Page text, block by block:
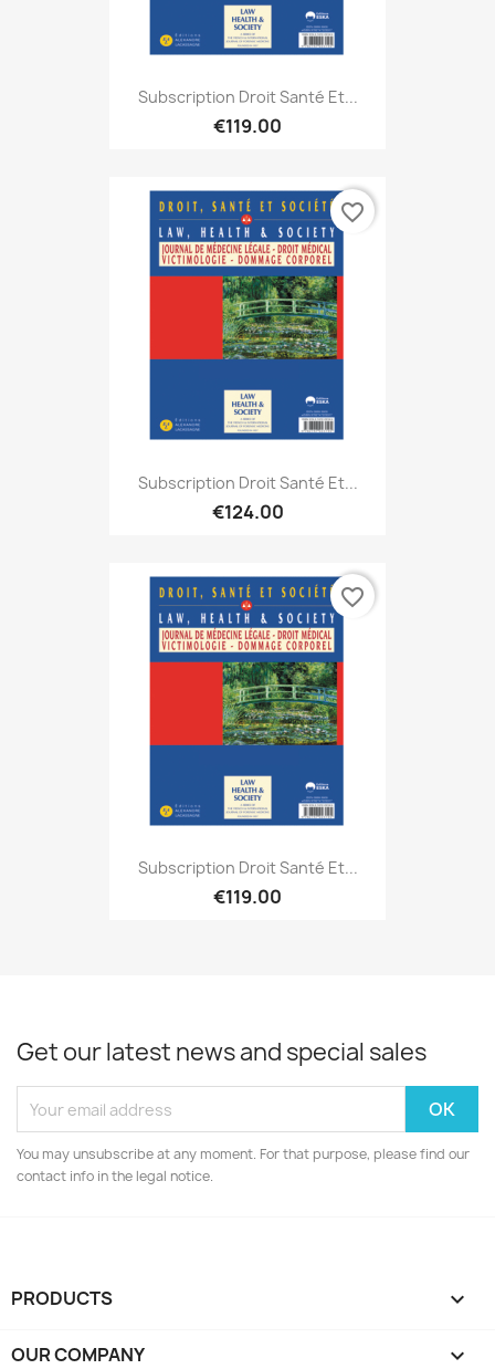
Subscription Droit Santé Et...
€119.00
Subscription Droit Santé Et...
€124.00
favorite_border
Subscription Droit Santé Et...
€119.00
favorite_border
Get our latest news and special sales
You may unsubscribe at any moment. For that purpose, please find our
contact info in the legal notice.
PRODUCTS 
OUR COMPANY 